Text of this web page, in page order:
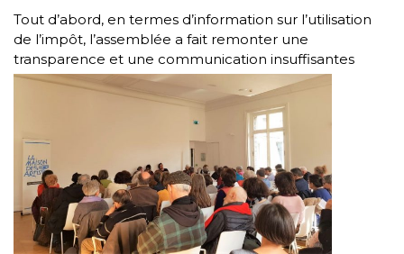
Tout d’abord, en termes d’information sur l’utilisation
de l’impôt, l’assemblée a fait remonter une
transparence et une communication insuffisantes